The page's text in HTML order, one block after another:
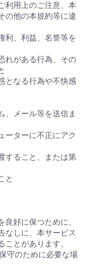
利用上のご注意、本
の他の本規約等に違
利、利益、名誉等を
れがある行為、その
となる行為や不快感
、メール等を送信ま
ーターに不正にアク
すること、または第
と
好に保つために、
なしに、本サービス
とがあります。
守のために必要な場